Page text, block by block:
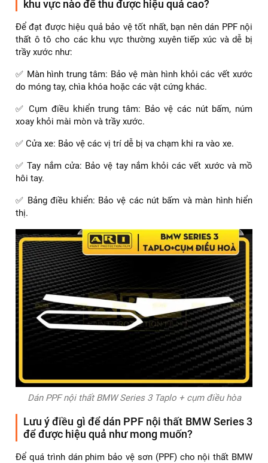
khu vực nào để thu được hiệu quả cao?
Để đạt được hiệu quả bảo vệ tốt nhất, bạn nên dán PPF nội
thất ô tô cho các khu vực thường xuyên tiếp xúc và dễ bị
trầy xước như:
✅ Màn hình trung tâm: Bảo vệ màn hình khỏi các vết xước
do móng tay, chìa khóa hoặc các vật cứng khác.
✅ Cụm điều khiển trung tâm: Bảo vệ các nút bấm, núm
xoay khỏi mài mòn và trầy xước.
✅ Cửa xe: Bảo vệ các vị trí dễ bị va chạm khi ra vào xe.
✅ Tay nắm cửa: Bảo vệ tay nắm khỏi các vết xước và mồ
hôi tay.
✅ Bảng điều khiển: Bảo vệ các nút bấm và màn hình hiển
thị.
Dán PPF nội thất BMW Series 3 Taplo + cụm điều hòa
Lưu ý điều gì để dán PPF nội thất BMW Series 3
để được hiệu quả như mong muốn?
Để quá trình dán phim bảo vệ sơn (PPF) cho nội thất BMW